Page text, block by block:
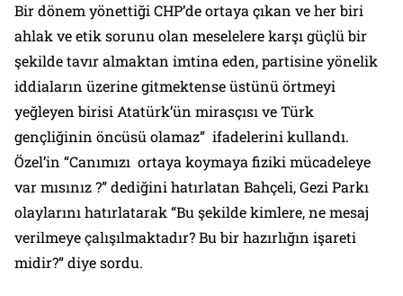
Bir dönem yönettiği CHP’de ortaya çıkan ve her biri
ahlak ve etik sorunu olan meselelere karşı güçlü bir
şekilde tavır almaktan imtina eden, partisine yönelik
iddiaların üzerine gitmektense üstünü örtmeyi
yeğleyen birisi Atatürk’ün mirasçısı ve Türk
gençliğinin öncüsü olamaz” ifadelerini kullandı.
Özel’in “Canımızı ortaya koymaya fiziki mücadeleye
var mısınız ?” dediğini hatırlatan Bahçeli, Gezi Parkı
olaylarını hatırlatarak “Bu şekilde kimlere, ne mesaj
verilmeye çalışılmaktadır? Bu bir hazırlığın işareti
midir?” diye sordu.